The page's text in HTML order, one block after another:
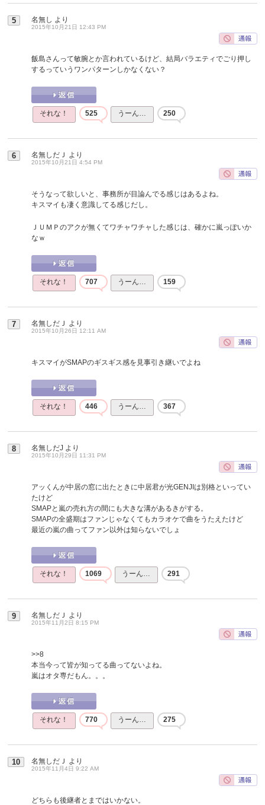
5 名無し より
2015年10月21日 12:43 PM
飯島さんって敏腕とか言われているけど、結局バラエティでごり押し
するっていうワンパターンしかなくない？
それな！ 525 うーん… 250
6 名無しだＪ より
2015年10月21日 4:54 PM
そうなって欲しいと、事務所が目論んでる感じはあるよね。
キスマイも凄く意識してる感じだし。
ＪＵＭＰのアクが無くてワチャワチャした感じは、確かに嵐っぽいか
なｗ
それな！ 707 うーん… 159
7 名無しだＪ より
2015年10月26日 12:11 AM
キスマイがSMAPのギスギス感を見事引き継いでよね
それな！ 446 うーん… 367
8 名無しだJ より
2015年10月29日 11:31 PM
アッくんが中居の窓に出たときに中居君が光GENJIは別格といってい
たけど
SMAPと嵐の売れ方の間にも大きな溝があるきがする。
SMAPの全盛期はファンじゃなくてもカラオケで曲をうたえたけど
最近の嵐の曲ってファン以外は知らないでしょ
それな！ 1069 うーん… 291
9 名無しだＪ より
2015年11月2日 8:15 PM
>>8
本当今って皆が知ってる曲ってないよね。
嵐はオタ専だもん。。。
それな！ 770 うーん… 275
10 名無しだＪ より
2015年11月4日 9:22 AM
どちらも後継者とまではいかない。